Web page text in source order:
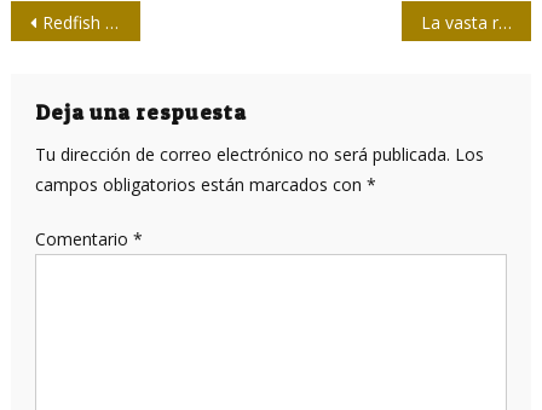
Navegación
entradas
Redfish denuncia censura a medios que no siguen narrativa de la OTAN La vasta red internacional a cargo de la propaganda de guerra ucraniana
Deja una respuesta
Tu dirección de correo electrónico no será publicada. Los
campos obligatorios están marcados con *
Comentario *